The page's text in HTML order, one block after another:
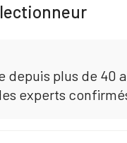
depuis plus de 40
experts